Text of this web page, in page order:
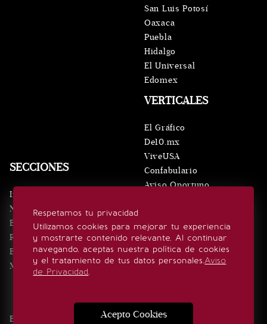
Respetamos tu privacidad
Utilizamos cookies para mejorar tu experiencia
y mostrarte contenido relevante. Al continuar
navegando, aceptas nuestra política de cookies
y el tratamiento de tus datos personales.Aviso
de Privacidad.
Acepto Cookies
SECCIONES
Inicio
Noticias
Eventos
Realeza
Estilo de vida
Minuto x Minuto
VERTICALES
El Gráfico
De10.mx
ViveUSA
Confabulario
Aviso Oportuno
San Luis Potosí
Oaxaca
Puebla
Hidalgo
El Universal
Edomex
SÍGUENOS
Edición Impresa Noticias Quiénes somos